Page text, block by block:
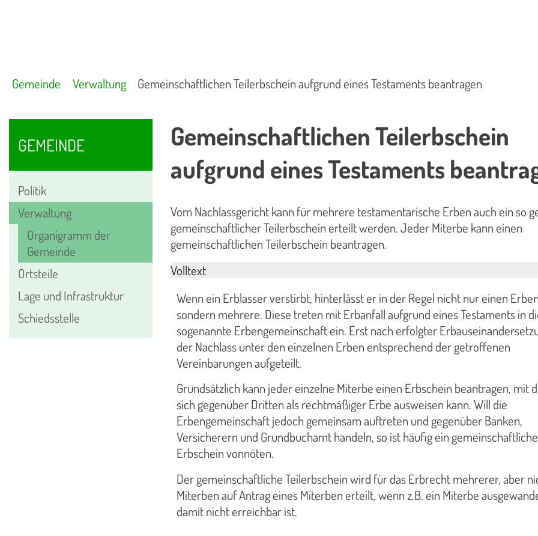
Gemeinde Verwaltung Gemeinschaftlichen Teilerbschein aufgrund eines Testaments beantragen
GEMEINDE
Politik
Verwaltung
Organigramm der
Gemeinde
Ortsteile
Lage und Infrastruktur
Schiedsstelle
Gemeinschaftlichen Teilerbschein
aufgrund eines Testaments
Vom Nachlassgericht kann für mehrere testamentarische Erben auch ein so
gemeinschaftlicher Teilerbschein erteilt werden. Jeder Miterbe kann einen
gemeinschaftlichen Teilerbschein beantragen.
Volltext
Wenn ein Erblasser verstirbt, hinterlässt er in der Regel nicht nur einen
sondern mehrere. Diese treten mit Erbanfall aufgrund eines Testaments in
sogenannte Erbengemeinschaft ein. Erst nach erfolgter
der Nachlass unter den einzelnen Erben entsprechend der getroffenen
Vereinbarungen aufgeteilt.
Grundsätzlich kann jeder einzelne Miterbe einen Erbschein beantragen, mit
sich gegenüber Dritten als rechtmäßiger Erbe ausweisen kann. Will die
Erbengemeinschaft jedoch gemeinsam auftreten und gegenüber Banken,
Versicherern und Grundbuchamt handeln, so ist häufig ein
Erbschein vonnöten.
Der gemeinschaftliche Teilerbschein wird für das Erbrecht mehrerer, aber
Miterben auf Antrag eines Miterben erteilt, wenn z.B. ein Miterbe
damit nicht erreichbar ist.